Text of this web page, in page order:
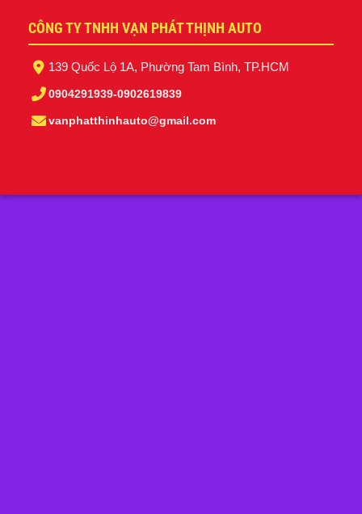
CÔNG TY TNHH VẠN PHÁT THỊNH AUTO
139 Quốc Lộ 1A, Phường Tam Bình, TP.HCM
0904291939-0902619839
vanphatthinhauto@gmail.com